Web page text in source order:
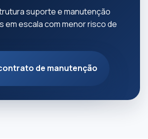
suporte e manutenção
em escala com menor risco de
de manutenção